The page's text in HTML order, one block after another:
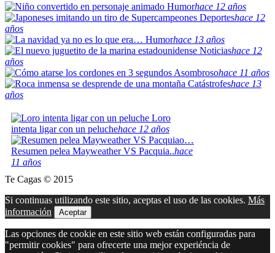
Humorhace 12 años
Deporteshace 12
años
Humorhace 13 años
Noticiashace 12
años
Asombrosohace 11 años
Catástrofeshace 13
años
Loro
intenta ligar con un peluchehace 12 años
Resumen pelea Mayweather VS Pacquia..hace
11 años
Te Cagas © 2015
Si continuas utilizando este sitio, aceptas el uso de las cookies. Más
información
Aceptar
Las opciones de cookie en este sitio web están configuradas para
"permitir cookies" para ofrecerte una mejor experiéncia de